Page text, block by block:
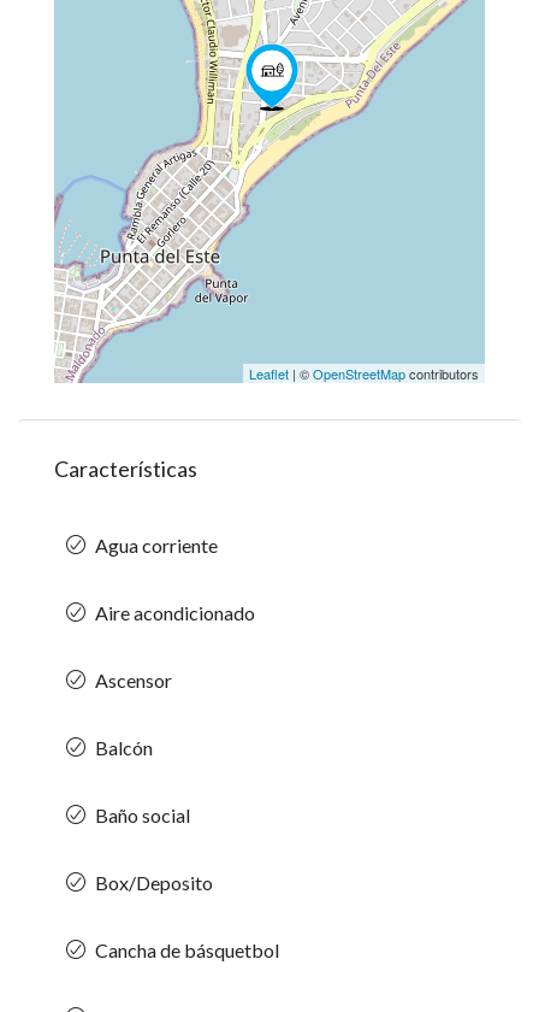
Leaflet | ©OpenStreetMapcontributors
Características
Agua corriente
Aire acondicionado
Ascensor
Balcón
Baño social
Box/Deposito
Cancha de básquetbol